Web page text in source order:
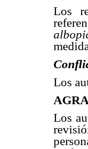
Los
Los
Los